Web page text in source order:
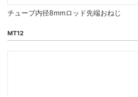
チューブ内径8mmロッド先端おねじ
MT12